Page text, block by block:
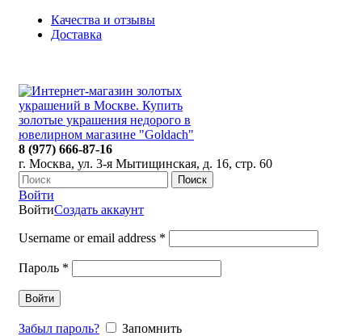
Качества и отзывы
Доставка
8 (977) 666-87-16
г. Москва, ул. 3-я Мытищинская, д. 16, стр. 60
Поиск
Войти
ВойтиСоздать аккаунт
Username or email address *
Пароль *
Войти
Забыл пароль?
Запомнить